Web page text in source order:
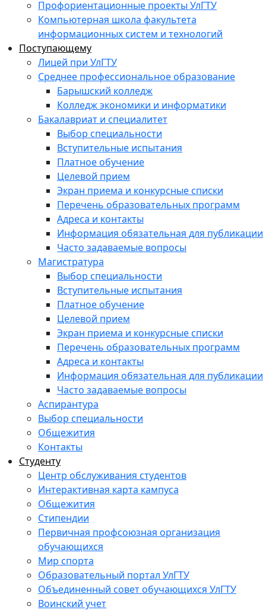
Профориентационные проекты УлГТУ
Компьютерная школа факультета
информационных систем и технологий
Поступающему
Лицей при УлГТУ
Среднее профессиональное образование
Барышский колледж
Колледж экономики и информатики
Бакалавриат и специалитет
Выбор специальности
Вступительные испытания
Платное обучение
Целевой прием
Экран приема и конкурсные списки
Перечень образовательных программ
Адреса и контакты
Информация обязательная для публикации
Часто задаваемые вопросы
Магистратура
Выбор специальности
Вступительные испытания
Платное обучение
Целевой прием
Экран приема и конкурсные списки
Перечень образовательных программ
Адреса и контакты
Информация обязательная для публикации
Часто задаваемые вопросы
Аспирантура
Выбор специальности
Общежития
Контакты
Студенту
Центр обслуживания студентов
Интерактивная карта кампуса
Общежития
Стипендии
Первичная профсоюзная организация
обучающихся
Мир спорта
Образовательный портал УлГТУ
Объединенный совет обучающихся УлГТУ
Воинский учет